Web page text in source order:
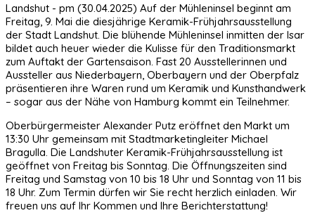
Landshut - pm (30.04.2025) Auf der Mühleninsel beginnt am
Freitag, 9. Mai die diesjährige Keramik-Frühjahrsausstellung
der Stadt Landshut. Die blühende Mühleninsel inmitten der Isar
bildet auch heuer wieder die Kulisse für den Traditionsmarkt
zum Auftakt der Gartensaison. Fast 20 Ausstellerinnen und
Aussteller aus Niederbayern, Oberbayern und der Oberpfalz
präsentieren ihre Waren rund um Keramik und Kunsthandwerk
– sogar aus der Nähe von Hamburg kommt ein Teilnehmer.
Oberbürgermeister Alexander Putz eröffnet den Markt um
13:30 Uhr gemeinsam mit Stadtmarketingleiter Michael
Bragulla. Die Landshuter Keramik-Frühjahrsausstellung ist
geöffnet von Freitag bis Sonntag. Die Öffnungszeiten sind
Freitag und Samstag von 10 bis 18 Uhr und Sonntag von 11 bis
18 Uhr. Zum Termin dürfen wir Sie recht herzlich einladen. Wir
freuen uns auf Ihr Kommen und Ihre Berichterstattung!